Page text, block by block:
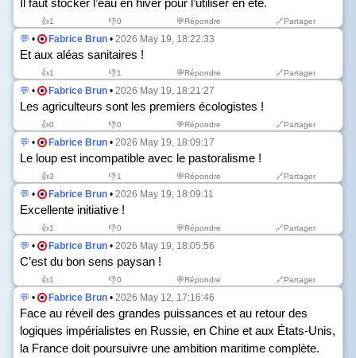
Il faut stocker l’eau en hiver pour l’utiliser en été.
👍1 👎0 💬Répondre 🔗Partager
💬 • Fabrice Brun • 2026 May 19, 18:22:33
Et aux aléas sanitaires !
👍1 👎1 💬Répondre 🔗Partager
💬 • Fabrice Brun • 2026 May 19, 18:21:27
Les agriculteurs sont les premiers écologistes !
👍0 👎0 💬Répondre 🔗Partager
💬 • Fabrice Brun • 2026 May 19, 18:09:17
Le loup est incompatible avec le pastoralisme !
👍3 👎1 💬Répondre 🔗Partager
💬 • Fabrice Brun • 2026 May 19, 18:09:11
Excellente initiative !
👍1 👎0 💬Répondre 🔗Partager
💬 • Fabrice Brun • 2026 May 19, 18:05:56
C’est du bon sens paysan !
👍1 👎0 💬Répondre 🔗Partager
💬 • Fabrice Brun • 2026 May 12, 17:16:46
Face au réveil des grandes puissances et au retour des
logiques impérialistes en Russie, en Chine et aux États-Unis,
la France doit poursuivre une ambition maritime complète.